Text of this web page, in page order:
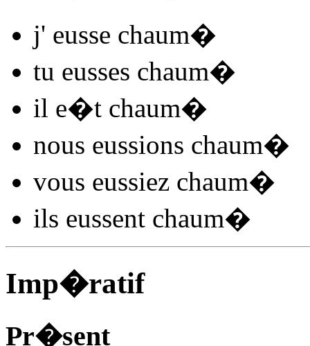
j' eusse chaum�
tu eusses chaum�
il e�t chaum�
nous eussions chaum�
vous eussiez chaum�
ils eussent chaum�
Imp�ratif
Pr�sent